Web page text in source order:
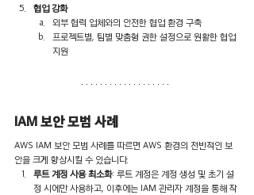
협업 강화
외부 협럭 업체와의 안전한 협업 환경 구축
프로젝트별, 팀별 맞춤형 권한 설정으로 원활한 협업
지원
IAM 보안 모범 사례
AWS IAM 보안 모범 사례를 따르면 AWS 환경의 전반적인 보
안을 크게 향상시킬 수 있습니다.
루트 계정 사용 최소화: 루트 계정은 계정 생성 및 초기 설
정 시에만 사용하고, 이후에는 IAM 관리자 계정을 통해 작